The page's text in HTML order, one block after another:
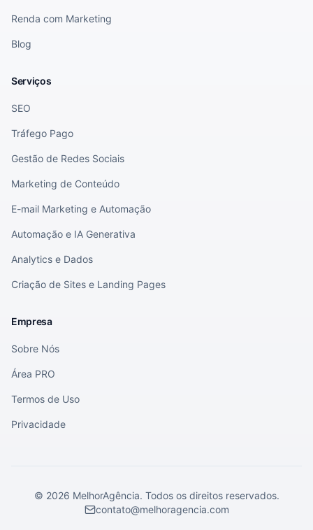
Renda com Marketing
Blog
Serviços
SEO
Tráfego Pago
Gestão de Redes Sociais
Marketing de Conteúdo
E-mail Marketing e Automação
Automação e IA Generativa
Analytics e Dados
Criação de Sites e Landing Pages
Empresa
Sobre Nós
Área PRO
Termos de Uso
Privacidade
© 2026 MelhorAgência. Todos os direitos reservados.
contato@melhoragencia.com